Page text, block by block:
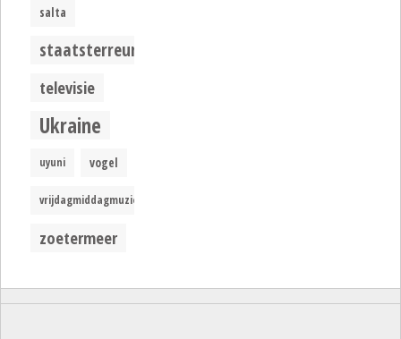
salta
staatsterreur
televisie
Ukraine
uyuni vogel
vrijdagmiddagmuziek
zoetermeer